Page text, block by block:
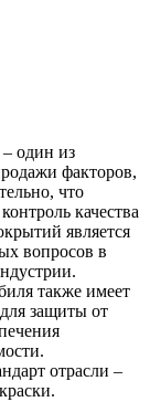
один из
факторов,
что
качества
является
вопросов в
также имеет
защиты от
отрасли –